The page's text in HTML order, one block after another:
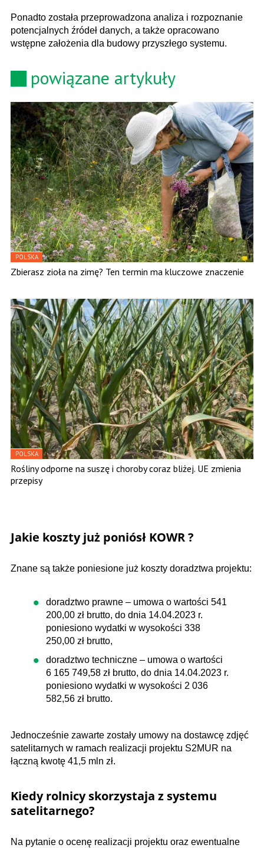
Ponadto została przeprowadzona analiza i rozpoznanie
potencjalnych źródeł danych, a także opracowano
wstępne założenia dla budowy przyszłego systemu.
powiązane artykuły
POLSKA
Zbierasz zioła na zimę? Ten termin ma kluczowe znaczenie
POLSKA
Rośliny odporne na suszę i choroby coraz bliżej. UE zmienia
przepisy
Jakie koszty już poniósł KOWR ?
Znane są także poniesione już koszty doradztwa projektu:
doradztwo prawne – umowa o wartości 541
200,00 zł brutto, do dnia 14.04.2023 r.
poniesiono wydatki w wysokości 338
250,00 zł brutto,
doradztwo techniczne – umowa o wartości
6 165 749,58 zł brutto, do dnia 14.04.2023 r.
poniesiono wydatki w wysokości 2 036
582,56 zł brutto.
Jednocześnie zawarte zostały umowy na dostawcę zdjęć
satelitarnych w ramach realizacji projektu S2MUR na
łączną kwotę 41,5 mln zł.
Kiedy rolnicy skorzystaja z systemu
satelitarnego?
Na pytanie o ocenę realizacji projektu oraz ewentualne